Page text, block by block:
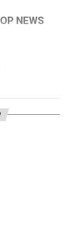
NEWS